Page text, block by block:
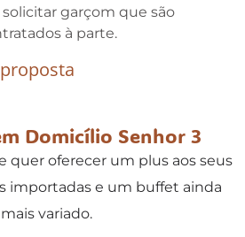
solicitar garçom que são
à parte.
Domicílio Senhor 3
quer oferecer um plus aos seus
importadas e um buffet ainda
mais variado.